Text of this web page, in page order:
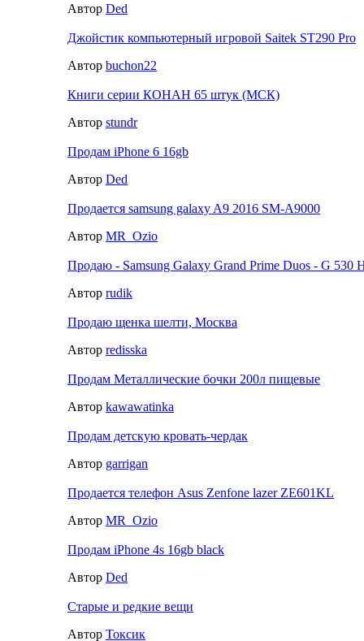
Автор Ded
Джойстик компьютерный игровой Saitek ST290 Pro
Автор buchon22
Книги серии КОНАН 65 штук (МСК)
Автор stundr
Продам iPhone 6 16gb
Автор Ded
Продается samsung galaxy A9 2016 SM-A9000
Автор MR_Ozio
Продаю - Samsung Galaxy Grand Prime Duos - G 530
Автор rudik
Продаю щенка шелти, Москва
Автор redisska
Продам Металлические бочки 200л пищевые
Автор kawawatinka
Продам детскую кровать-чердак
Автор garrigan
Продается телефон Asus Zenfone lazer ZE601KL
Автор MR_Ozio
Продам iPhone 4s 16gb black
Автор Ded
Старые и редкие вещи
Автор Токсик